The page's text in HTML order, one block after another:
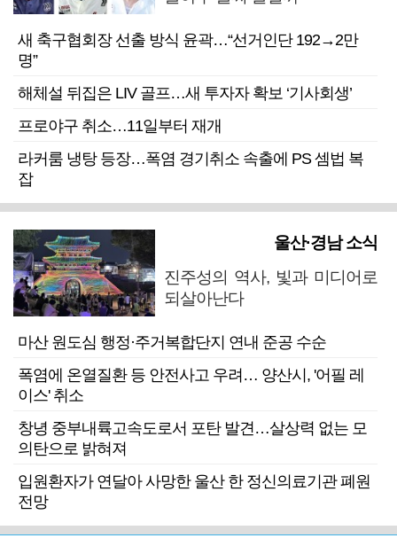
새 축구협회장 선출 방식 윤곽…“선거인단 192→2만
명”
해체설 뒤집은 LIV 골프…새 투자자 확보 ‘기사회생’
프로야구 취소…11일부터 재개
라커룸 냉탕 등장…폭염 경기취소 속출에 PS 셈법 복
잡
울산·경남 소식
진주성의 역사, 빛과 미디어로
되살아난다
마산 원도심 행정·주거복합단지 연내 준공 수순
폭염에 온열질환 등 안전사고 우려… 양산시, '어필 레
이스' 취소
창녕 중부내륙고속도로서 포탄 발견…살상력 없는 모
의탄으로 밝혀져
입원환자가 연달아 사망한 울산 한 정신의료기관 폐원
전망